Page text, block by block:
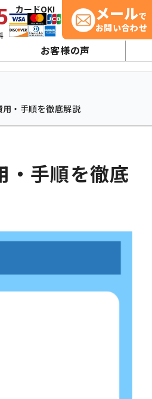
カードOK! メールで
お問い合わせ
お客様の声
・手順を徹底解説
・手順を徹底